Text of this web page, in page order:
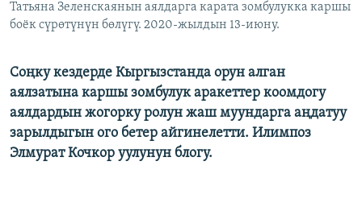
Татьяна Зеленскаянын аялдарга карата зомбулукка каршы
боёк сүрөтүнүн бөлүгү. 2020-жылдын 13-июну.
Соңку кездерде Кыргызстанда орун алган
аялзатына каршы зомбулук аракеттер коомдогу
аялдардын жогорку ролун жаш муундарга аңдатуу
зарылдыгын ого бетер айгинелетти. Илимпоз
Элмурат Кочкор уулунун блогу.